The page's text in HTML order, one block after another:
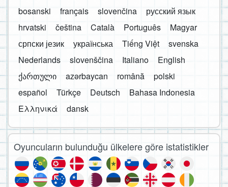
bosanski français slovenčina
русский язык
hrvatski
čeština Català Português
Magyar
српски језик
українська Tiếng Việt
svenska
Nederlands
slovenščina Italiano
English
ქართული
azərbaycan română
polski
español
Türkçe Deutsch
Bahasa Indonesia
Ελληνικά
dansk
Oyuncuların bulunduğu ülkelere göre istatistikler